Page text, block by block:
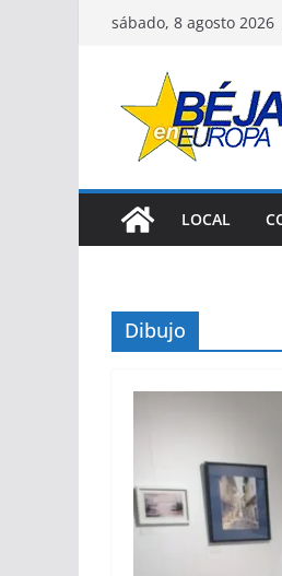
Saltarsábado, 8 agosto 2026
LOCAL
Dibujo